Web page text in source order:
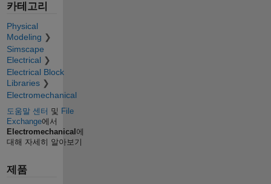
카테고리
Physical
Modeling
Simscape
Electrical
Electrical Block
Libraries
Electromechanical
도움말 센터 및 File
Exchange에서
Electromechanical 에
대해 자세히 알아보기
제품